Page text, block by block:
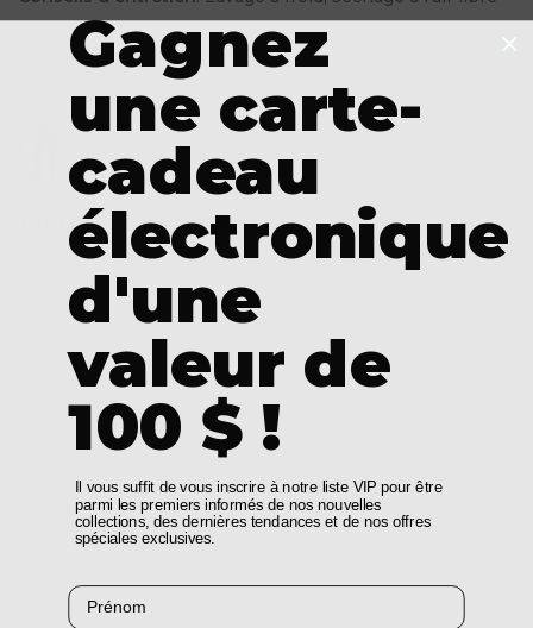
Style : 1427-05
COULEUR :CHARBON
TAILLE :CHOISISSEZ UNE OPTION
4
AJOUTER AU PANIER
Commandez dans les
Gagnez
une carte-
cadeau
électronique
d'une
valeur de
100 $ !
Il vous suffit de vous inscrire à notre liste VIP pour être
parmi les premiers informés de nos nouvelles
collections, des dernières tendances et de nos offres
spéciales exclusives.
Prénom